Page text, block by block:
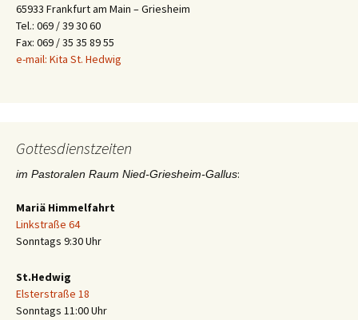
65933 Frankfurt am Main – Griesheim
Tel.: 069 / 39 30 60
Fax: 069 / 35 35 89 55
e-mail: Kita St. Hedwig
Gottesdienstzeiten
im Pastoralen Raum Nied-Griesheim-Gallus:
Mariä Himmelfahrt
Linkstraße 64
Sonntags 9:30 Uhr
St.Hedwig
Elsterstraße 18
Sonntags 11:00 Uhr